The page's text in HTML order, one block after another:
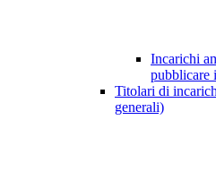
Incarichi
pubblicare
Titolari di
generali)